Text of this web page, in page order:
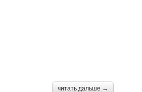
читать дальше →